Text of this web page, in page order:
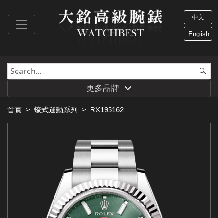
中文
English
更多品牌
首頁 > 蠔式運動系列 > RX195162